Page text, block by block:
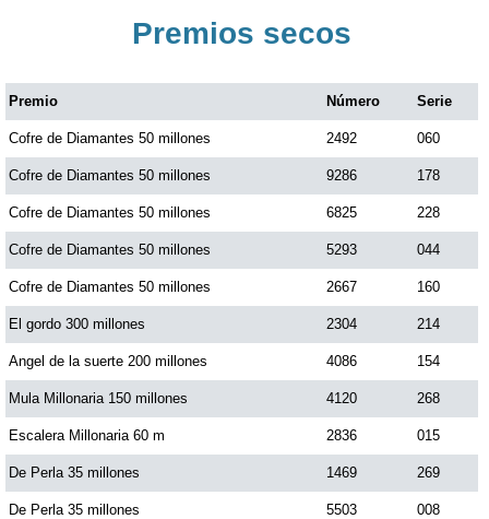
Premios secos
Premio Número Serie
Cofre de Diamantes 50 millones 2492 060
Cofre de Diamantes 50 millones 9286 178
Cofre de Diamantes 50 millones 6825 228
Cofre de Diamantes 50 millones 5293 044
Cofre de Diamantes 50 millones 2667 160
El gordo 300 millones 2304 214
Angel de la suerte 200 millones 4086 154
Mula Millonaria 150 millones 4120 268
Escalera Millonaria 60 m 2836 015
De Perla 35 millones 1469 269
De Perla 35 millones 5503 008